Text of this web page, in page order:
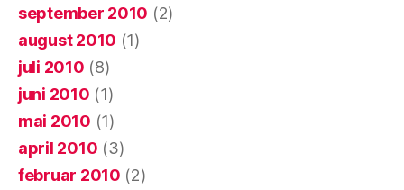
september 2010 (2)
august 2010 (1)
juli 2010 (8)
juni 2010 (1)
mai 2010 (1)
april 2010 (3)
februar 2010 (2)